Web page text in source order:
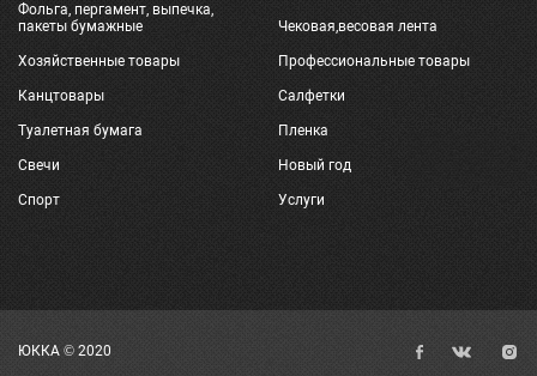
Фольга, пергамент, выпечка,
пакеты бумажные
Чековая,весовая лента
Хозяйственные товары Профессиональные товары
Канцтовары Салфетки
Туалетная бумага Пленка
Свечи Новый год
Спорт Услуги
ЮККА © 2020